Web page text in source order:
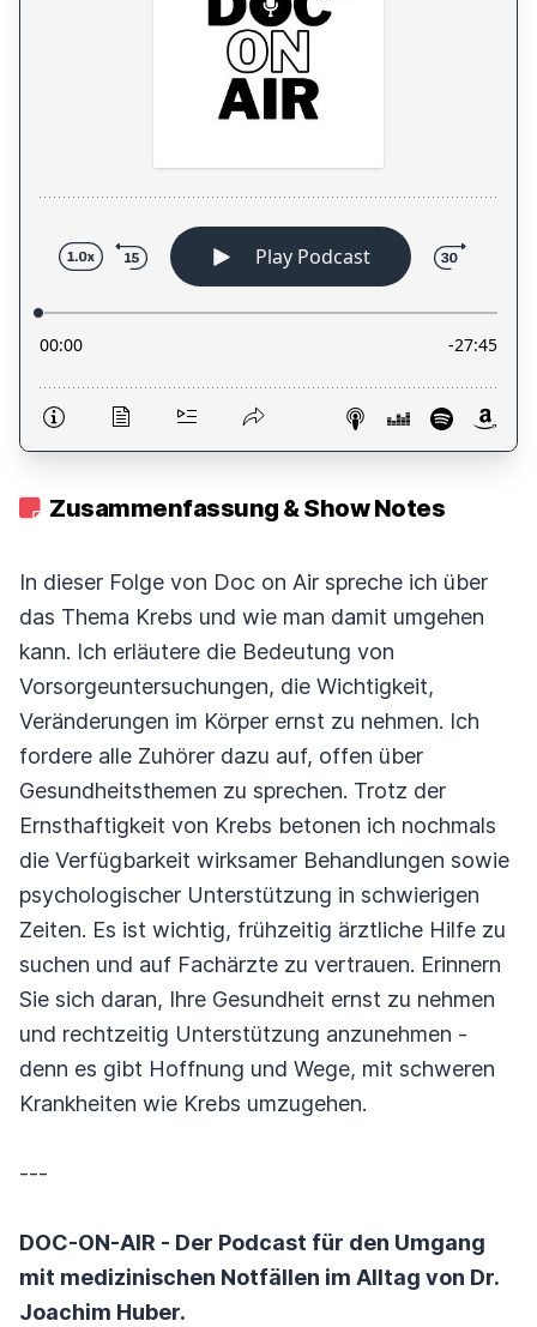
Zusammenfassung & Show Notes
In dieser Folge von Doc on Air spreche ich über
das Thema Krebs und wie man damit umgehen
kann. Ich erläutere die Bedeutung von
Vorsorgeuntersuchungen, die Wichtigkeit,
Veränderungen im Körper ernst zu nehmen. Ich
fordere alle Zuhörer dazu auf, offen über
Gesundheitsthemen zu sprechen. Trotz der
Ernsthaftigkeit von Krebs betonen ich nochmals
die Verfügbarkeit wirksamer Behandlungen sowie
psychologischer Unterstützung in schwierigen
Zeiten. Es ist wichtig, frühzeitig ärztliche Hilfe zu
suchen und auf Fachärzte zu vertrauen. Erinnern
Sie sich daran, Ihre Gesundheit ernst zu nehmen
und rechtzeitig Unterstützung anzunehmen -
denn es gibt Hoffnung und Wege, mit schweren
Krankheiten wie Krebs umzugehen.
---
DOC-ON-AIR - Der Podcast für den Umgang
mit medizinischen Notfällen im Alltag von Dr.
Joachim Huber.